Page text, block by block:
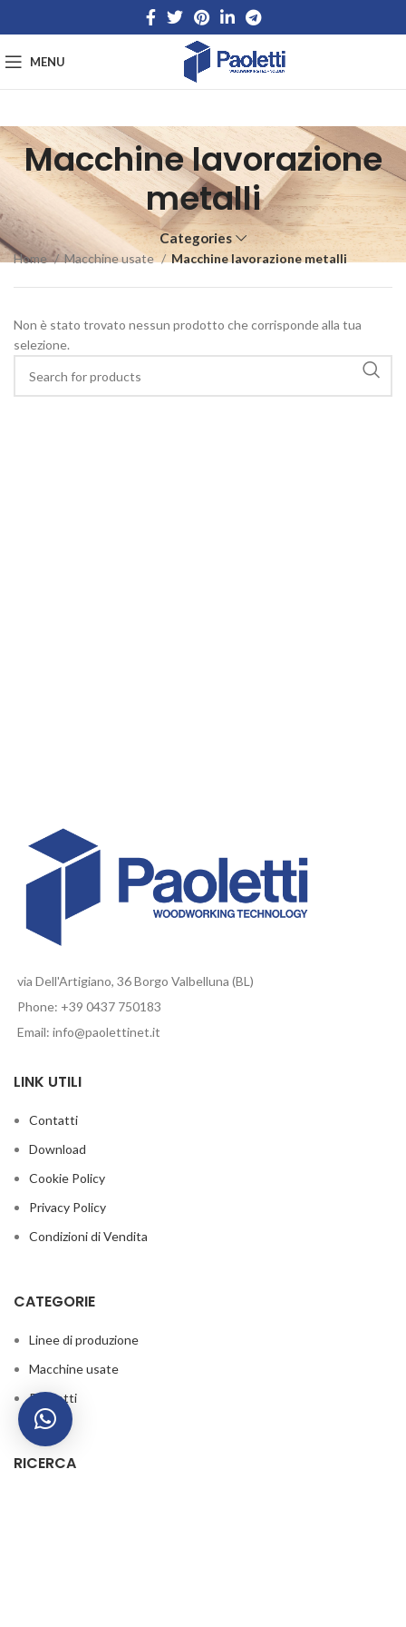
MENU
Macchine lavorazione
metalli
Categories
Home Macchine usate Macchine lavorazione metalli
Non è stato trovato nessun prodotto che corrisponde alla tua
selezione.
via Dell'Artigiano, 36 Borgo Valbelluna (BL)
Phone: +39 0437 750183
Email: info@paolettinet.it
LINK UTILI
Contatti
Download
Cookie Policy
Privacy Policy
Condizioni di Vendita
CATEGORIE
Linee di produzione
Macchine usate
Prodotti
RICERCA